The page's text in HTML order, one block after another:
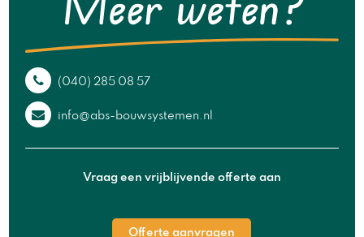
(040) 285 08 57
info@abs-bouwsystemen.nl
Vraag een vrijblijvende offerte aan
Offerte aanvragen